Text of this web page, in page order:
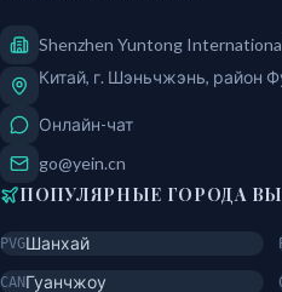
Shenzhen Yuntong
Китай, г. Шэньчжэнь, район
Онлайн-чат
go@yein.cn
ПОПУЛЯРНЫЕ ГОРОДА
PVGШанхай
CAN Гуанчжоу